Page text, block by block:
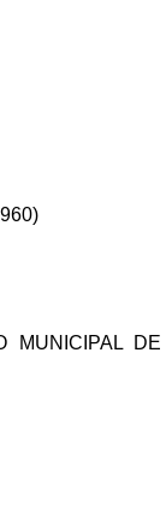
MUNICIPAL DE